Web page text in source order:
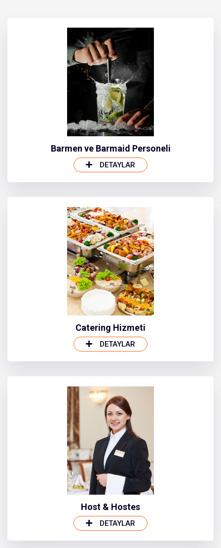
Barmen ve Barmaid Personeli
DETAYLAR
Catering Hizmeti
DETAYLAR
Host & Hostes
DETAYLAR